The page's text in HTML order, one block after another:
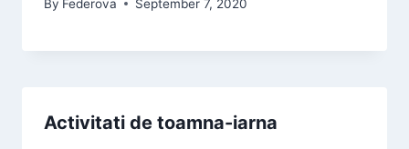
By Federova September 7, 2020
Activitati de toamna-iarna